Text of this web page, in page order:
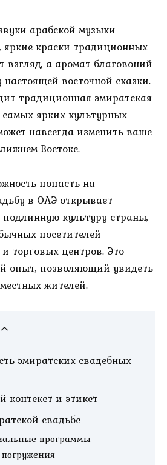
арабской музыки
яркие краски традиционных
взгляд, а аромат благовоний
настоящей восточной сказки.
традиционная эмиратская
ярких культурных
навсегда изменить ваше
Востоке.
попасть на
в ОАЭ открывает
культуру страны,
посетителей
торговых центров. Это
опыт, позволяющий увидеть
жителей.
эмиратских свадебных
контекст и этикет
свадьбе
программы
погружения